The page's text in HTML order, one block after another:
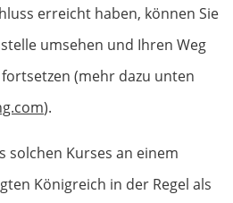
erreicht haben, können Sie
umsehen und Ihren Weg
(mehr dazu unten
).
solchen Kurses an einem
Königreich in der Regel als